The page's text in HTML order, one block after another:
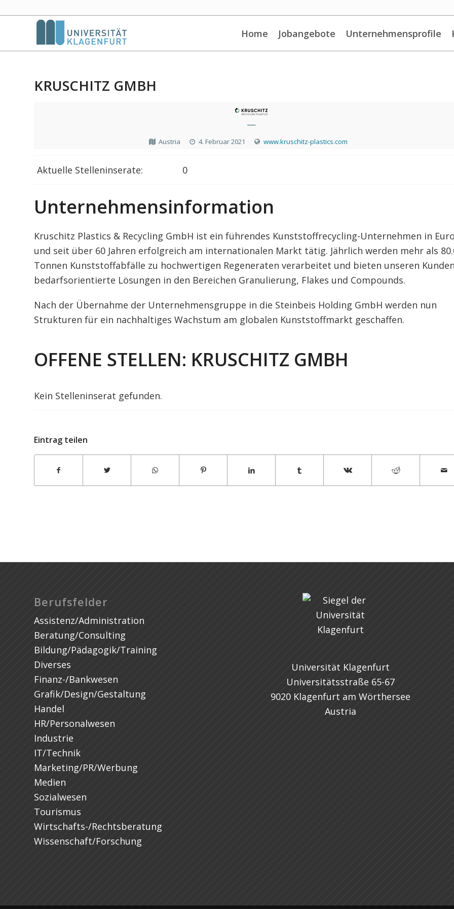
Home Jobangebote Unternehmensprofile
KRUSCHITZ GMBH
—
Austria 4. Februar 2021 www.kruschitz-plastics.com
Aktuelle Stelleninserate: 0
Unternehmensinformation
Kruschitz Plastics & Recycling GmbH ist ein führendes Kunststoffrecycling-Unternehmen in
und seit über 60 Jahren erfolgreich am internationalen Markt tätig. Jährlich werden mehr als
Tonnen Kunststoffabfälle zu hochwertigen Regeneraten verarbeitet und bieten unseren Kunden
bedarfsorientierte Lösungen in den Bereichen Granulierung, Flakes und Compounds.
Nach der Übernahme der Unternehmensgruppe in die Steinbeis Holding GmbH werden nun
Strukturen für ein nachhaltiges Wachstum am globalen Kunststoffmarkt geschaffen.
OFFENE STELLEN: KRUSCHITZ GMBH
Kein Stelleninserat gefunden.
Eintrag teilen
Berufsfelder
Assistenz/Administration
Beratung/Consulting
Bildung/Pädagogik/Training
Diverses
Finanz-/Bankwesen
Grafik/Design/Gestaltung
Handel
HR/Personalwesen
Industrie
IT/Technik
Marketing/PR/Werbung
Medien
Sozialwesen
Tourismus
Wirtschafts-/Rechtsberatung
Wissenschaft/Forschung
Universität Klagenfurt
Universitätsstraße 65-67
9020 Klagenfurt am Wörthersee
Austria
Styria Marketing Services